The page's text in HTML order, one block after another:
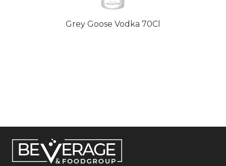
Grey Goose Vodka 70Cl